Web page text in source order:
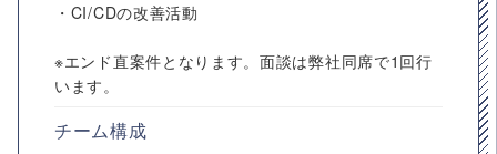
・CI/CDの改善活動
※エンド直案件となります。面談は弊社同席で1回行
います。
チーム構成